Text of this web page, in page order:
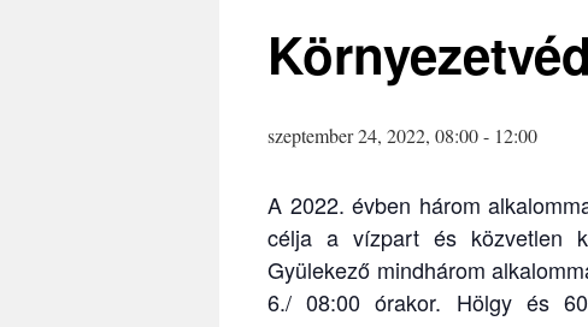
szeptember 24, 2022, 08:00- 12:00
A 2022. évben három
célja a vízpart és közvetlen
Gyülekező mindhárom
6./ 08:00 órakor. Hölgy és